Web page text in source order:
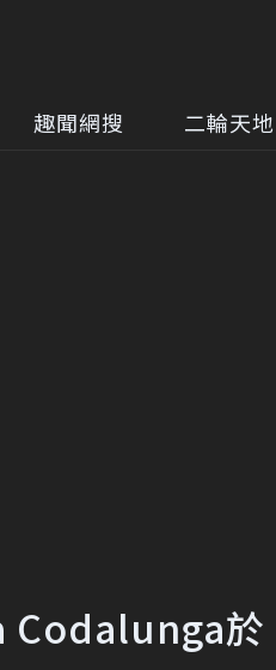
趣聞網搜 二輪天地
Codalunga於